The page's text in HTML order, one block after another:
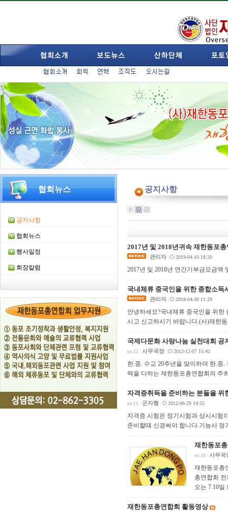
협회뉴스
공지사항
협회뉴스
행사일정
회장칼럼
공지사항
2017년 및 2018년귀속 재한동포
관리자 2019-04-10 18:20
2017년 및 2018년 연간기부금모금액
국내체류 중국인을 위한 종합소득
관리자 2018-04-30 11:29
안녕하세요?국내체류 중국인을 위
시고 신고하시기 바랍니다.(사)재한
국제다문화 사랑나눔 실천대회 공
no.12 사무국장 2012-12-07 15:42
한.중. 수교 20주년을 맞이하여 한.중
력을 다하는 재한동포총연합회의
자격증취득을 준비하는 분들을 위
no.11 군자행 2012-06-29 14:55
자격증 시험은 정기시험과 상시시험
준비할때 신경써야 합니다.기능사
재한동포
no.10 사무국
재한동포총
총연합회
오는 7.10
재한동포총연합회 활동영상